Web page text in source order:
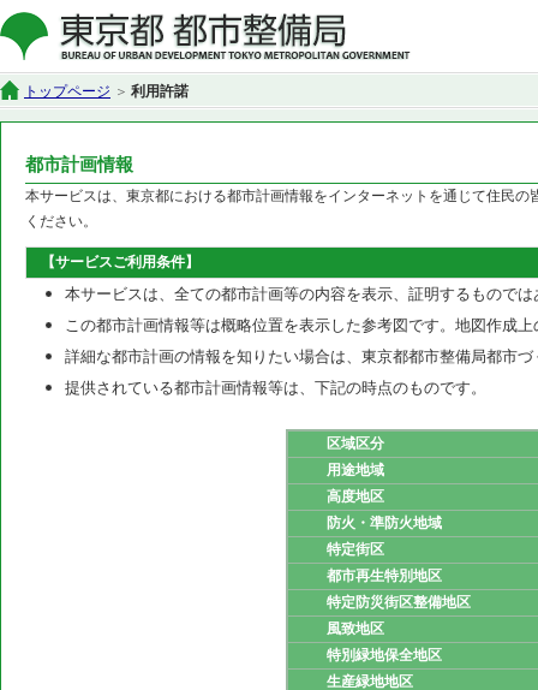
トップページ 利用許諾
都市計画情報
本サービスは、東京都における都市計画情報をインターネットを通じて住民
ください。
【サービスご利用条件】
本サービスは、全ての都市計画等の内容を表示、証明するもので
この都市計画情報等は概略位置を表示した参考図です。地図作成
詳細な都市計画の情報を知りたい場合は、東京都都市整備局都市
提供されている都市計画情報等は、下記の時点のものです。
区域区分
用途地域
高度地区
防火・準防火地域
特定街区
都市再生特別地区
特定防災街区整備地区
風致地区
特別緑地保全地区
生産緑地地区